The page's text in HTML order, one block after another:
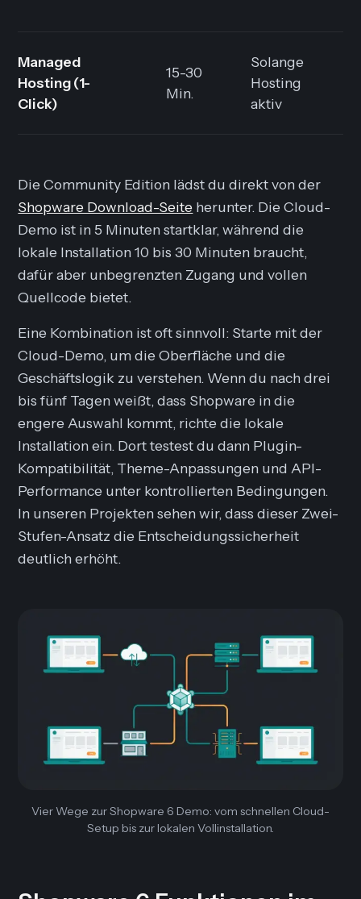
Managed
Hosting(1-
Click)
15-30
Min.
Solange
Hosting
aktiv
Die Community Edition lädst du direkt von der
Shopware Download-Seite herunter. Die Cloud-
Demo ist in 5 Minuten startklar, während die
lokale Installation 10 bis 30 Minuten braucht,
dafür aber unbegrenzten Zugang und vollen
Quellcode bietet.
Eine Kombination ist oft sinnvoll: Starte mit der
Cloud-Demo, um die Oberfläche und die
Geschäftslogik zu verstehen. Wenn du nach drei
bis fünf Tagen weißt, dass Shopware in die
engere Auswahl kommt, richte die lokale
Installation ein. Dort testest du dann Plugin-
Kompatibilität, Theme-Anpassungen und API-
Performance unter kontrollierten Bedingungen.
In unseren Projekten sehen wir, dass dieser Zwei-
Stufen-Ansatz die Entscheidungssicherheit
deutlich erhöht.
Vier Wege zur Shopware 6 Demo: vom schnellen Cloud-
Setup bis zur lokalen Vollinstallation.